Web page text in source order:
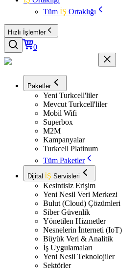
Tüm İŞ Ortaklığı
Hızlı İşlemler
0
Paketler
Yeni Turkcell'liler
Mevcut Turkcell'liler
Mobil Wifi
Superbox
M2M
Kampanyalar
Turkcell Platinum
Tüm Paketler
Dijital İŞ Servisleri
Kesintisiz Erişim
Yeni Nesil Veri Merkezi
Bulut (Cloud) Çözümleri
Siber Güvenlik
Yönetilen Hizmetler
Nesnelerin İnterneti (IoT)
Büyük Veri & Analitik
İş Uygulamaları
Yeni Nesil Teknolojiler
Sektörler